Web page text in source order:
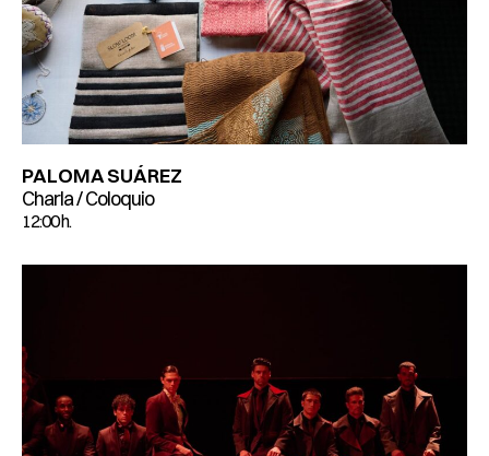
PALOMA SUÁREZ
Charla / Coloquio
12:00 h.